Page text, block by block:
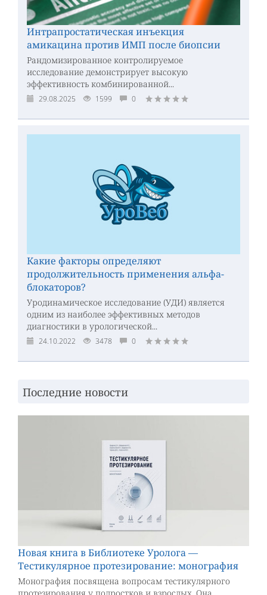
Интрапростатическая инъекция
амикацина против ИМП после биопсии
Рандомизированное контролируемое
исследование демонстрирует высокую
эффективность комбинированной...
29.08.2025 1599 0
Какие факторы определяют
продолжительность применения альфа-
блокаторов?
Уродинамическое исследование (УДИ) является
одним из наиболее эффективных методов
диагностики в урологической...
24.10.2022 3478 0
Последние новости
Новая книга в Библиотеке Уролога —
Тестикулярное протезирование: монография
Монография посвящена вопросам тестикулярного